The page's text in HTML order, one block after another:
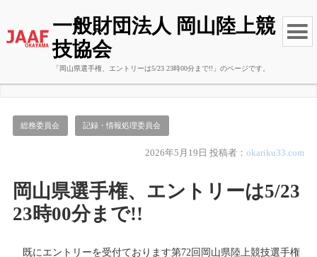
一般財団法人 岡山陸上競
技協会
「岡山県選手権、エントリーは5/23 23時00分まで!!」のページです。
総務委員会 記録・情報処理委員会
2026年5月19日 投稿者：okariku33.com
岡山県選手権、エントリーは5/23
23時00分まで!!
既にエントリーを受付ております第72回岡山県陸上競技選手権